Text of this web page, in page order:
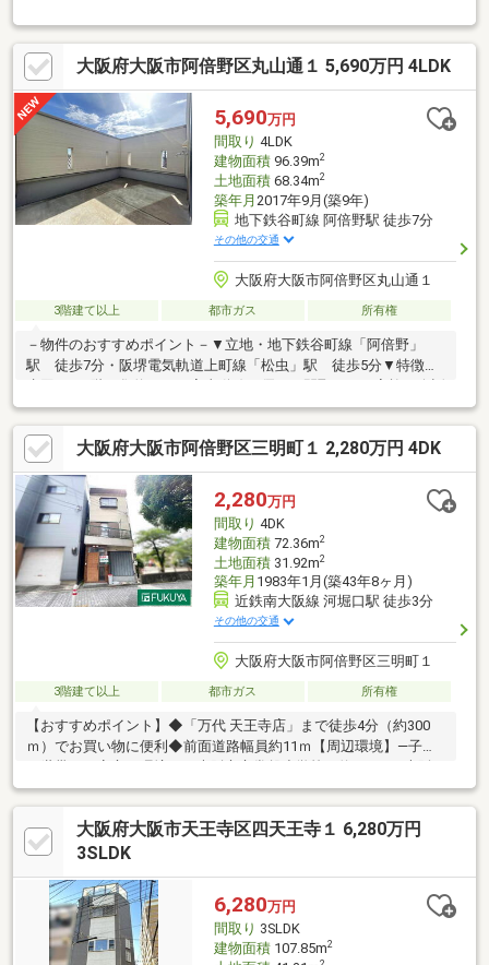
ペースを使い分けができる正方形に近い形です。開口部が多く、
風通し・日当たり良好です。 ・キッチン：食器洗浄乾燥機・浄
水器一体型水栓・パントリー付 ・廊下との仕切り ・奥行・幅
が確保されたバルコニー◆3階部分 ・奥行のあるファミリーク
ローゼット（3畳）があります。 ・各居室に収納あり ・2室が
南向きであるため、日当たり良好です。 ・可動式扉があり、用
途に合わせた使い分けが可能です。
大阪府大阪市阿倍野区丸山通１ 5,690万円 4LDK
5,690万円
間取り 4LDK
建物面積96.39m2
土地面積68.34m2
築年月 2017年9月(築9年)
地下鉄谷町線 阿倍野駅 徒歩7分
その他の交通
大阪府大阪市阿倍野区丸山通１
3階建て以上 都市ガス 所有権
－物件のおすすめポイント－▼立地・地下鉄谷町線「阿倍野」
駅 徒歩7分・阪堺電気軌道上町線「松虫」駅 徒歩5分▼特徴・
水回りを2階に集約した、家事動線に優れた間取り・ご家族と会話
を楽しみながらお料理が出来る対面キッチン・キッチンには食器
洗い乾燥機ございます・窓付の明るい浴室。入浴後の浴室内の乾
燥やカビ対策にも。・SIC・WIC等、多彩な収納を設置・1Fおよび
2Fにお手洗いがあります。▼周辺環境・関西スーパーあべのベル
タ店 徒歩10分(約800m)・セブンイレブン大阪阿倍野筋5丁目店 徒
歩4分(約250m)
大阪府大阪市阿倍野区三明町１ 2,280万円 4DK
2,280万円
間取り 4DK
建物面積72.36m2
土地面積31.92m2
築年月 1983年1月(築43年8ヶ月)
近鉄南大阪線 河堀口駅 徒歩3分
その他の交通
大阪府大阪市阿倍野区三明町１
3階建て以上 都市ガス 所有権
【おすすめポイント】◆「万代 天王寺店」まで徒歩4分（約300
ｍ）でお買い物に便利◆前面道路幅員約11ｍ【周辺環境】―子育
市立文の里中学校 約270ｍ―ちょっとしたお買い物に便利―・万
代天王寺店 約300ｍ・阪急オアシスあべの店 約400ｍ・セブン
イレブン阿倍野高松店 約270ｍ・スギ薬局林寺店 約700ｍ・ホ
ームセンターコーナン天王寺店 約290ｍ
大阪府大阪市天王寺区四天王寺１ 6,280万円
3SLDK
6,280万円
間取り 3SLDK
建物面積107.85m2